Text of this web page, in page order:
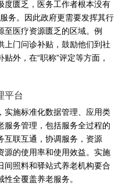
度匮乏，医务工作者根本没有
务。因此政府更需要发挥其行
医疗资源匮乏的区域。例
上门问诊补贴，鼓励他们到社
外，在“职称”评定等方面，
平台
实施标准化数据管理、应用类
服务管理，包括服务全过程的
互联互通，协调服务，资源
源的使用率和使用效益。实施
间照料和驿站式养老机构要合
全覆盖养老服务。